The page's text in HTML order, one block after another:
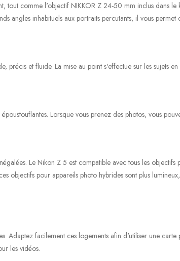
tout comme l'objectif NIKKOR Z 24-50 mm inclus dans
angles inhabituels aux portraits percutants, il vous
précis et fluide. La mise au point s'effectue sur les sujets
Lorsque vous prenez des photos, vous
Le Nikon Z 5 est compatible avec tous les
objectifs pour appareils photo hybrides sont plus
Adaptez facilement ces logements afin d'utiliser une
les vidéos.